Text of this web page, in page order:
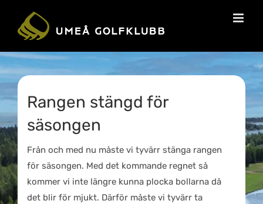
Rangen stängd för
säsongen
Från och med nu måste vi tyvärr stänga rangen
för säsongen. Med det kommande regnet så
kommer vi inte längre kunna plocka bollarna då
det blir för mjukt. Därför måste vi tyvärr ta